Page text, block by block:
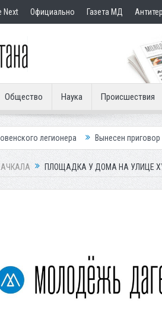
Next Официально Газета МД
Общество Наука Происшествия
Вынесен приговор по делу о
ПЛОЩАДКА У ДОМА НА УЛИЦЕ